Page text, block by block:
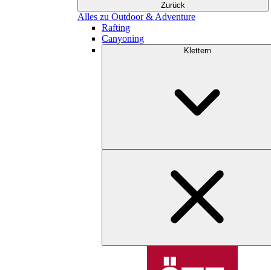
Zurück
Alles zu Outdoor & Adventure
Rafting
Canyoning
Klettern